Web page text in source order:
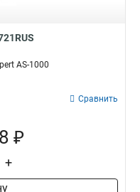
AS-1000
Сравнить
₽
+